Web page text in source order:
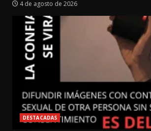
4 de agosto de 2026
DESTACADAS